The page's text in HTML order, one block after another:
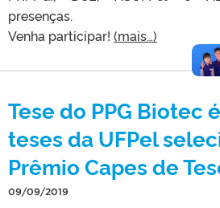
presenças.
Venha participar! (mais…)
Tese do PPG Biotec
teses da UFPel
Prêmio Capes de
09/09/2019